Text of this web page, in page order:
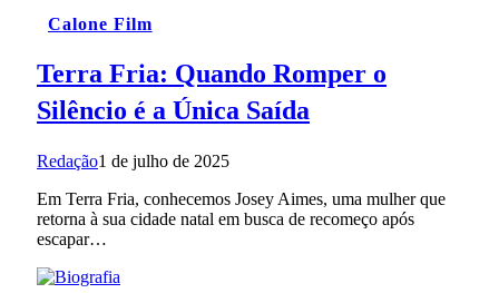
Calone Film
Terra Fria: Quando Romper o
Silêncio é a Única Saída
Redação1 de julho de 2025
Em Terra Fria, conhecemos Josey Aimes, uma mulher que
retorna à sua cidade natal em busca de recomeço após
escapar…